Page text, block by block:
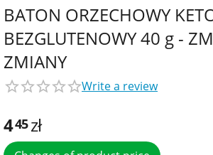
BATON ORZECHOWY
BEZGLUTENOWY 40 g -
ZMIANY
Write a review
445zł